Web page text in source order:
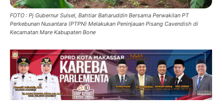
FOTO : Pj Gubernur Sulsel, Bahtiar Baharuddin Bersama Perwakilan PT
Perkebunan Nusantara (PTPN) Melakukan Peninjauan Pisang Cavendish di
Kecamatan Mare Kabupaten Bone